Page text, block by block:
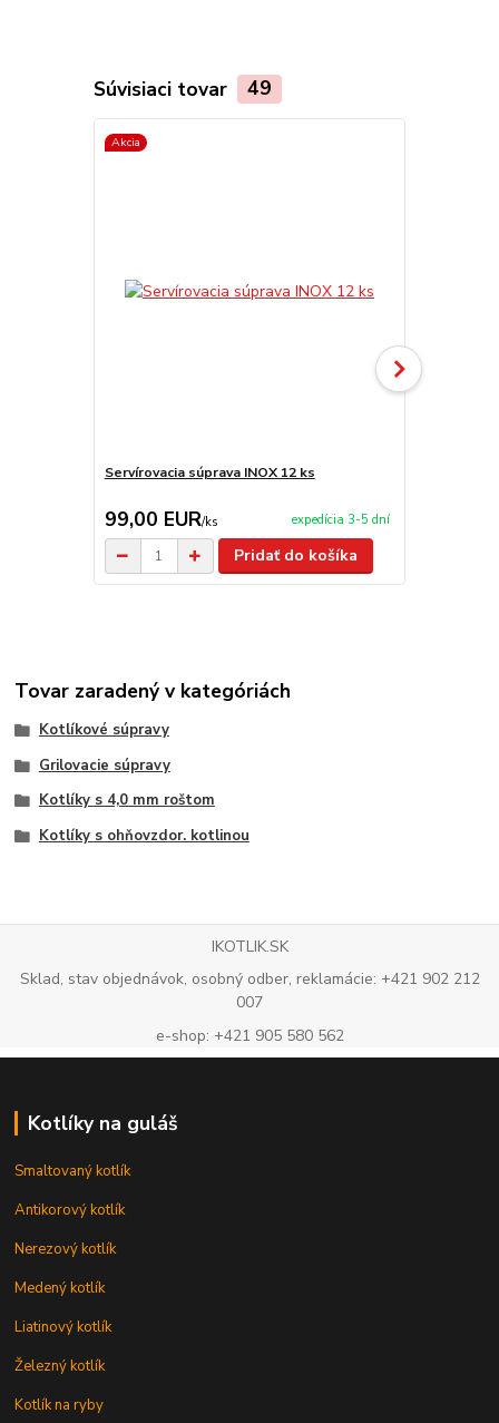
Súvisiaci tovar 49
Akcia
Servírovacia súprava INOX 12 ks
99,00 EUR/ks expedícia 3-5 dní
Pridať do košíka
Tovar zaradený v kategóriách
Kotlíkové súpravy
Grilovacie súpravy
Kotlíky s 4,0 mm roštom
Kotlíky s ohňovzdor. kotlinou
IKOTLIK.SK
Sklad, stav objednávok, osobný odber, reklamácie: +421 902 212
007
e-shop: +421 905 580 562
Kotlíky na guláš
Smaltovaný kotlík
Antikorový kotlík
Nerezový kotlík
Medený kotlík
Liatinový kotlík
Železný kotlík
Kotlík na ryby